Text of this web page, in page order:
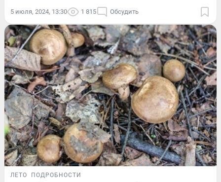
5 июля, 2024, 13:30 1 815 Обсудить
ЛЕТО ПОДРОБНОСТИ